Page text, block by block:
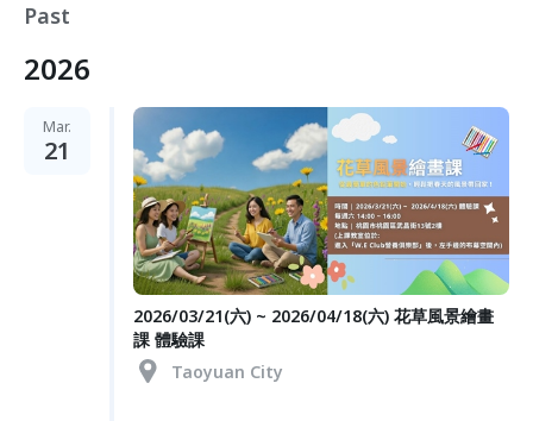
Past
2026
Mar.
21
2026/03/21(六) ~ 2026/04/18(六) 花草風景繪畫
課 體驗課
Taoyuan City